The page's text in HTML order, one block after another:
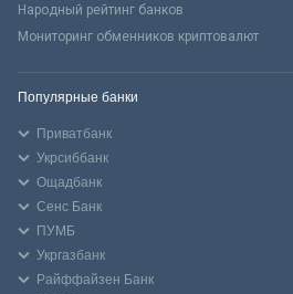
Народный рейтинг банков
Мониторинг обменников криптовалют
Популярные банки
Приватбанк
Укрсиббанк
Ощадбанк
Сенс Банк
ПУМБ
Укргазбанк
Райффайзен Банк